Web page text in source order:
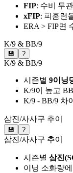
FIP: 수비 무
xFIP: 피홈런
ERA > FIP면
K/9 & BB/9
💾 ?
K/9 & BB/9
시즌별 9이닝
K/9이 높고
K/9 - BB/9 차
삼진/사사구 추이
💾 ?
삼진/사사구 추이
시즌별 삼진
이닝 소화량